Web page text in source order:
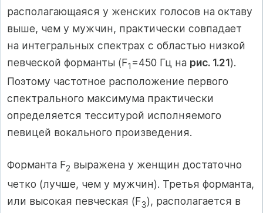
располагающаяся у женских голосов на октаву
выше, чем у мужчин, практически совпадает
на интегральных спектрах с областью низкой
певческой форманты (F1 =450 Гц на рис. 1.21).
Поэтому частотное расположение первого
спектрального максимума практически
определяется тесситурой исполняемого
певицей вокального произведения.
Форманта F2 выражена у женщин достаточно
четко (лучше, чем у мужчин). Третья форманта,
или высокая певческая (F3), располагается в